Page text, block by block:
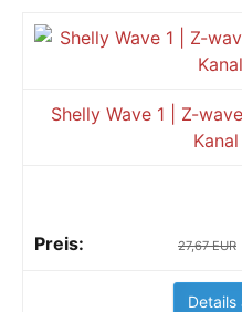
Shelly Wave 1 | Z-
27,67 EUR
Details